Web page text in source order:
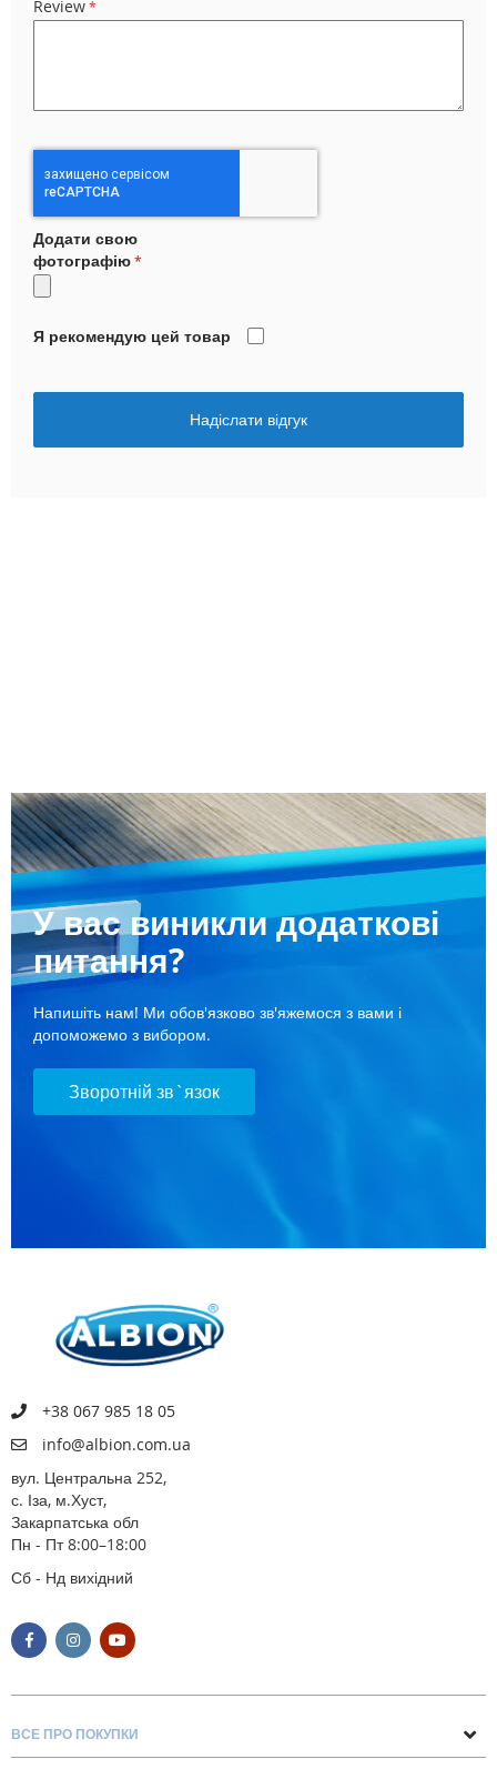
Review
Додати свою
фотографію
Я рекомендую цей товар
Надіслати відгук
У вас виникли додаткові
питання?
Напишіть нам! Ми обов'язково зв'яжемося з вами і
допоможемо з вибором.
Зворотній зв`язок
+38 067 985 18 05
info@albion.com.ua
вул. Центральна 252,
с. Іза, м.Хуст,
Закарпатська обл
Пн - Пт 8:00–18:00
Сб - Нд вихідний
ВСЕ ПРО ПОКУПКИ